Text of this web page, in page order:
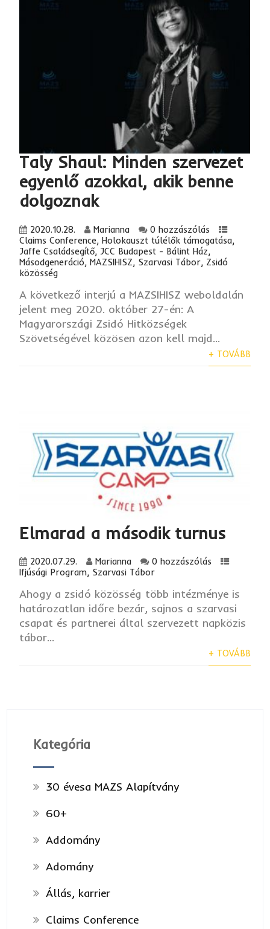
Taly Shaul: Minden szervezet
egyenlő azokkal, akik benne
dolgoznak
2020.10.28. Marianna
0 hozzászólás
Claims Conference,Holokauszt túlélők támogatása,
Jaffe Családsegítő, JCC Budapest - Bálint Ház,
Másodgeneráció,MAZSIHISZ, Szarvasi Tábor, Zsidó
közösség
A következő interjú a MAZSIHISZ weboldalán
jelent meg 2020. október 27-én: A
Magyarországi Zsidó Hitközségek
Szövetségével közösen azon kell majd...
+ TOVÁBB
Elmarad a második turnus
2020.07.29. Marianna
0 hozzászólás
Ifjúsági Program, Szarvasi Tábor
Ahogy a zsidó közösség több intézménye is
határozatlan időre bezár, sajnos a szarvasi
csapat és partnerei által szervezett napközis
tábor...
+ TOVÁBB
Kategória
30 évesa MAZS Alapítvány
60+
Addomány
Adomány
Állás, karrier
Claims Conference